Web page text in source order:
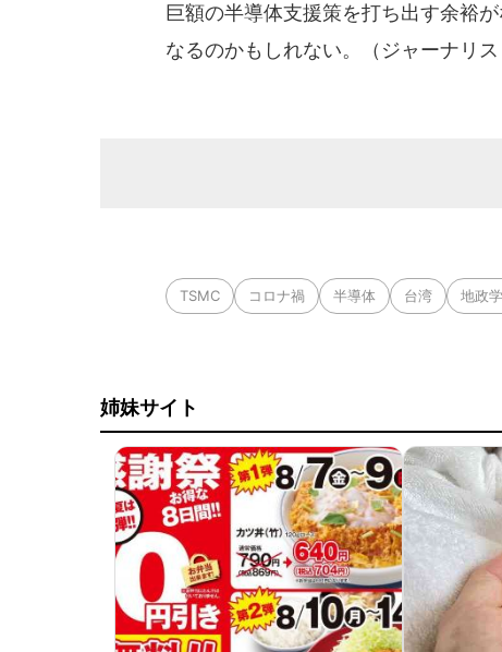
巨額の半導体支援策を打ち出す余裕
なるのかもしれない。（ジャーナリ
TSMC コロナ禍 半導体 台湾 地政
姉妹サイト